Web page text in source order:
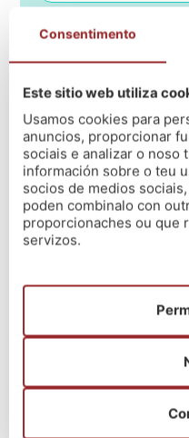
Proceso
(segundo a última
OPOSICIÓN:
Consistirá na
único exercicio, con
con catro respostas
de reserva, de
Consentimento
Este sitio web utiliza
Usamos cookies para
anuncios, proporcionar
sociais e analizar o noso
información sobre o teu
socios de medios
poden combinalo con
proporcionaches ou que
servizos.